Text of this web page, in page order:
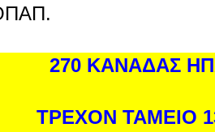
270 ΚΑΝΑΔΑΣ
ΤΡΕΧΟΝ ΤΑΜΕΙΟ